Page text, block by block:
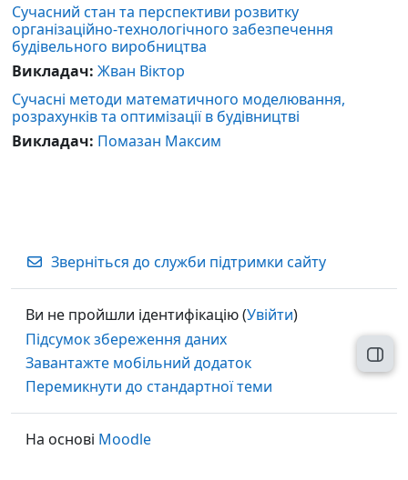
Сучасний стан та перспективи розвитку
організаційно-технологічного забезпечення
будівельного виробництва
Викладач: Жван Віктор
Сучасні методи математичного моделювання,
розрахунків та оптимізації в будівництві
Викладач: Помазан Максим
Зверніться до служби підтримки сайту
Ви не пройшли ідентифікацію (Увійти)
Підсумок збереження даних
Завантажте мобільний додаток
Перемикнути до стандартної теми
На основі Moodle